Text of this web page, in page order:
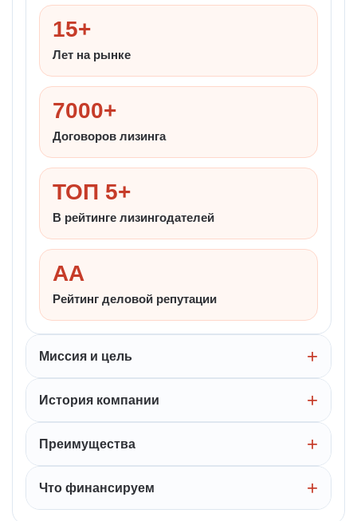
15+
Лет на рынке
7000+
Договоров лизинга
ТОП 5+
В рейтинге лизингодателей
AA
Рейтинг деловой репутации
Миссия и цель
История компании
Преимущества
Что финансируем